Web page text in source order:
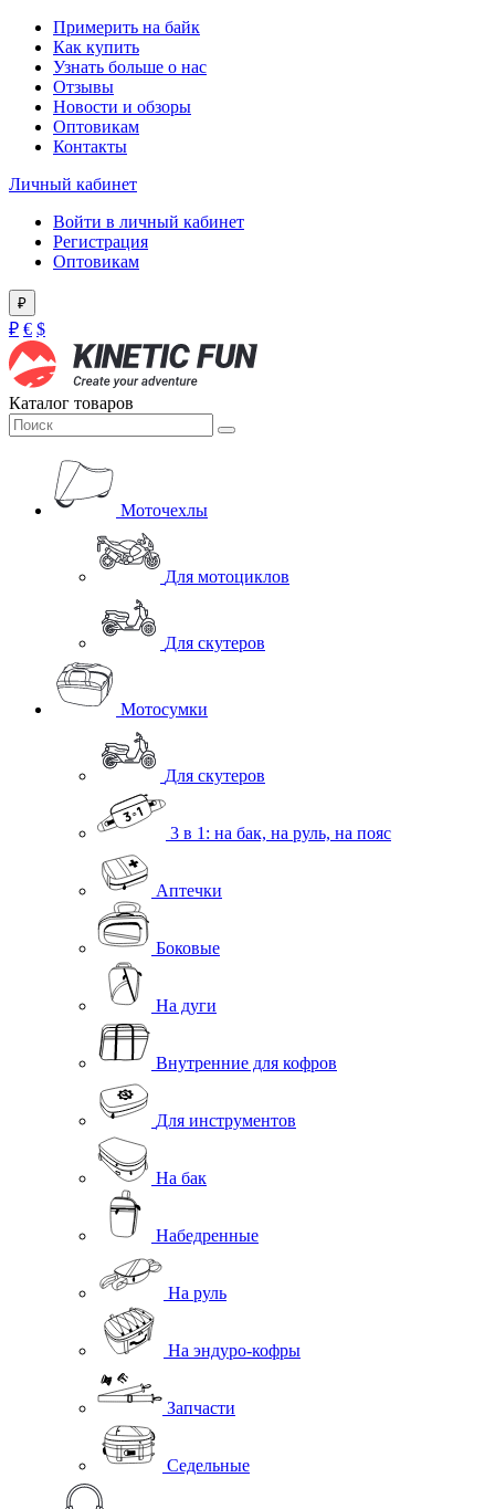
Примерить на байк
Как купить
Узнать больше о нас
Отзывы
Новости и обзоры
Оптовикам
Контакты
Личный кабинет
Войти в личный кабинет
Регистрация
Оптовикам
₽
₽ € $
Каталог товаров
Моточехлы
Для мотоциклов
Для скутеров
Мотосумки
Для скутеров
3 в 1: на бак, на руль, на пояс
Аптечки
Боковые
На дуги
Внутренние для кофров
Для инструментов
На бак
Набедренные
На руль
На эндуро-кофры
Запчасти
Седельные